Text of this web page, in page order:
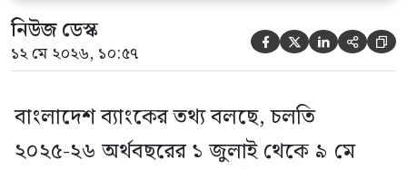
নিউজ ডেস্ক
১২ মে ২০২৬, ১০:৫৭     
বাংলাদেশ ব্যাংকের তথ্য বলছে, চলতি
২০২৫-২৬ অর্থবছরের ১ জুলাই থেকে ৯ মে